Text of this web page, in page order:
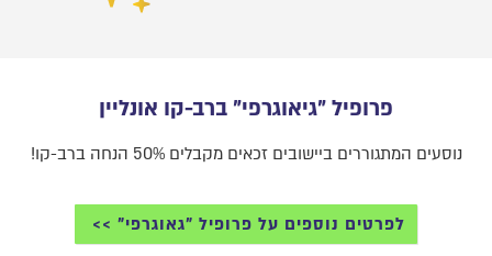
פרופיל "גיאוגרפי" ברב-קו אונליין
נוסעים המתגוררים ביישובים זכאים מקבלים 50% הנחה ברב-קו!
לפרטים נוספים על פרופיל "גאוגרפי"